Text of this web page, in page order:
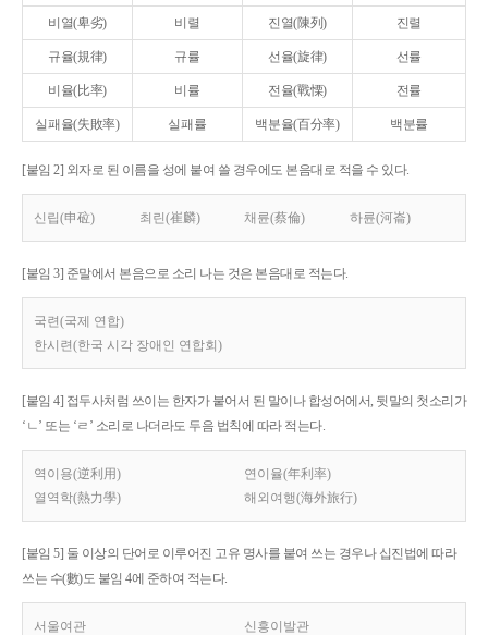
비열(卑劣) 비렬 진열(陳列) 진렬
규율(規律) 규률 선율(旋律) 선률
비율(比率) 비률 전율(戰慄) 전률
실패율(失敗率) 실패률 백분율(百分率) 백분률
[붙임 2] 외자로 된 이름을 성에 붙여 쓸 경우에도 본음대로 적을 수 있다.
신립(申砬) 최린(崔麟) 채륜(蔡倫) 하륜(河崙)
[붙임 3] 준말에서 본음으로 소리 나는 것은 본음대로 적는다.
국련(국제 연합)
한시련(한국 시각 장애인 연합회)
[붙임 4] 접두사처럼 쓰이는 한자가 붙어서 된 말이나 합성어에서, 뒷말의 첫소리가
‘ㄴ’ 또는 ‘ㄹ’ 소리로 나더라도 두음 법칙에 따라 적는다.
역이용(逆利用)
연이율(年利率)
열역학(熱力學)
해외여행(海外旅行)
[붙임 5] 둘 이상의 단어로 이루어진 고유 명사를 붙여 쓰는 경우나 십진법에 따라
쓰는 수(數)도 붙임 4에 준하여 적는다.
서울여관 신흥이발관